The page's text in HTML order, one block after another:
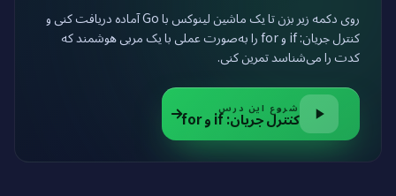
روی دکمه زیر بزن تا یک ماشین لینوکس با Go آماده دریافت کنی و
کنترل جریان: if و for را به‌صورت عملی با یک مربی هوشمند که
کدت را می‌شناسد تمرین کنی.
شروع این درس
کنترل جریان: if و for